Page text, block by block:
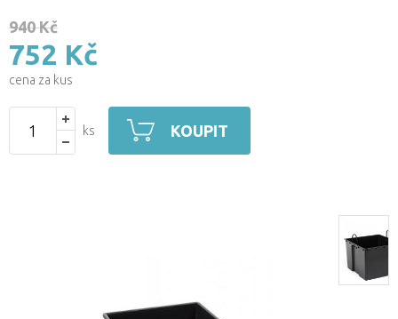
940 Kč
752 Kč
cena za kus
ks KOUPIT